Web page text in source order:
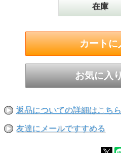
在庫
返品についての詳細はこちら
友達にメールですすめる